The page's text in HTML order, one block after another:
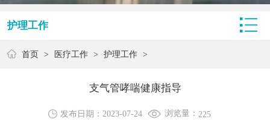
护理工作
首页 > 医疗工作 > 护理工作 >
支气管哮喘健康指导
发布日期：2023-07-24 浏览量： 225